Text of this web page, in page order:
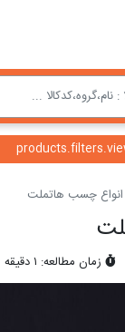
انواع چسب هاتملت
زمان مطالعه: ۱ دقیقه